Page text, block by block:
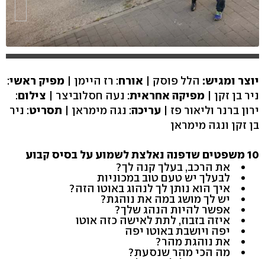
יוצר ומגיש: הלל פוסק | אורח: רז היימן | מפיק ראשי:
ניר בן זקן | מפיקה אחראית: נעה חסלוביצר | צילום:
ירון ברנר וליאור פז | עריכה: נגה מימראן | תסריט: ניר
בן זקן ונגה מימראן
10 משפטים שדפנה נאלצת לשמוע על בסיס קבוע
את הרכב, בעלך קנה לך?
לבעלך יש טעם טוב במכוניות
איך הוא נותן לך לנהוג באוטו הזה?
יש לך מושג במה את נוהגת?
אפשר להיות הנהג שלך?
איזה בזבוז, לתת לאישה כזה אוטו
יפה ויושבת באוטו יפה
את נוהגת מהר?
מה הכי מהר שנסעת?